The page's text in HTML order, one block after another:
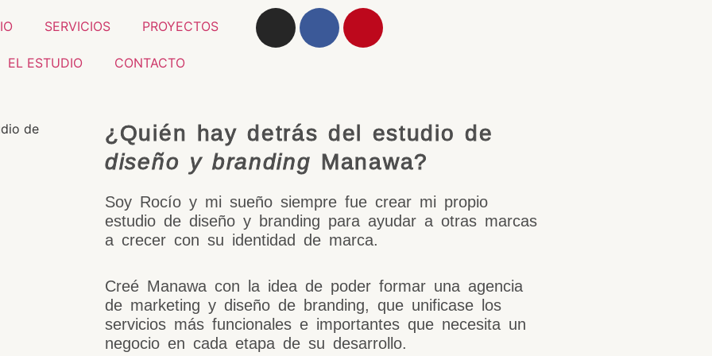
SERVICIOS PROYECTOS
EL ESTUDIO CONTACTO
¿Quién hay detrás del estudio de
diseño y branding Manawa?
Soy Rocío y mi sueño siempre fue crear mi propio
estudio de diseño y branding para ayudar a otras marcas
a crecer con su identidad de marca.
Creé Manawa con la idea de poder formar una agencia
de marketing y diseño de branding, que unificase los
servicios más funcionales e importantes que necesita un
negocio en cada etapa de su desarrollo.